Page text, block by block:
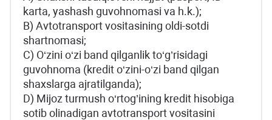
karta, yashash guvohnomasi va h.k.);
B) Avtotransport vositasining oldi-sotdi
shartnomasi;
C) O‘zini o‘zi band qilganlik to‘g’risidagi
guvohnoma (kredit o‘zini-o‘zi band qilgan
shaxslarga ajratilganda);
D) Mijoz turmush o‘rtog’ining kredit hisobiga
sotib olinadigan avtotransport vositasini